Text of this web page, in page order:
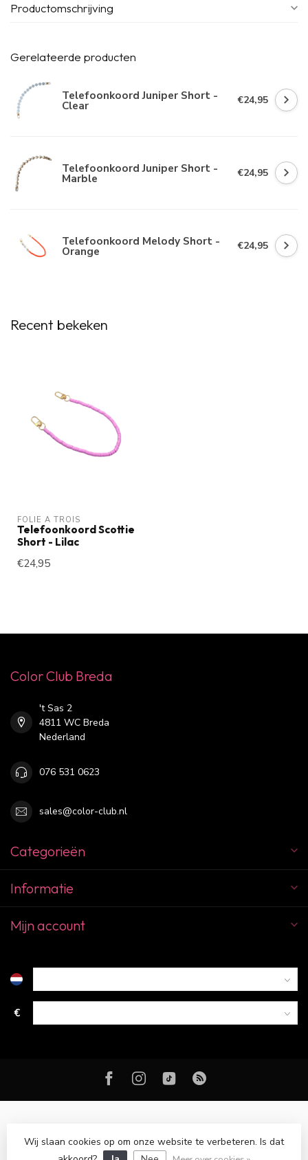
Productomschrijving
Gerelateerde producten
Telefoonkoord Juniper Short -
Clear €24,95
Telefoonkoord Juniper Short -
Marble €24,95
Telefoonkoord Melody Short -
Orange €24,95
Recent bekeken
FOLIE À TROIS
Telefoonkoord Scottie
Short - Lilac
€24,95
Color Club Breda
't Sas 2
4811 WC Breda
Nederland
076 531 0623
sales@color-club.nl
Categorieën
Informatie
Mijn account
€
Wij slaan cookies op om onze website te verbeteren. Is dat